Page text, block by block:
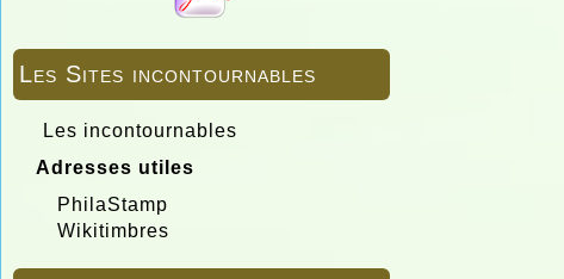
Les Sites incontournables
Les incontournables
Adresses utiles
PhilaStamp
Wikitimbres